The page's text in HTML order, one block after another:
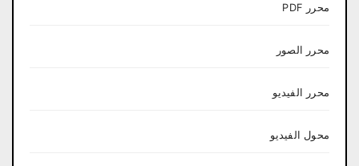
محرر PDF
محرر الصور
محرر الفيديو
محول الفيديو